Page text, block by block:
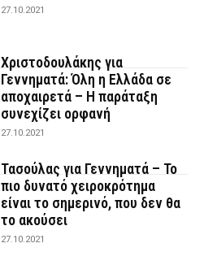
27.10.2021
Χριστοδουλάκης για
Γεννηματά: Όλη η Ελλάδα σε
αποχαιρετά – Η παράταξη
συνεχίζει ορφανή
27.10.2021
Τασούλας για Γεννηματά – Το
πιο δυνατό χειροκρότημα
είναι το σημερινό, που δεν θα
το ακούσει
27.10.2021